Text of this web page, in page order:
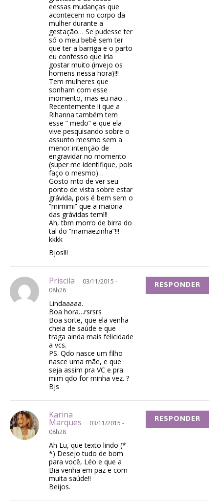
eessas mudanças que
acontecem no corpo da
mulher durante a
gestação… Se pudesse ter
só o meu bebê sem ter
que ter a barriga e o parto
eu confesso que iria
gostar muito (invejo os
homens nessa hora)!!!
Tem mulheres que
sonham com esse
momento, mas eu não…
Recentemente li que a
Rihanna também tem
esse ” medo” e que ela
vive pesquisando sobre o
assunto mesmo sem a
menor intenção de
engravidar no momento
(super me identifique, pois
faço o mesmo)…
Gosto mto de ver seu
ponto de vista sobre estar
grávida, pois é bem sem o
“mimimi” que a maioria
das grávidas tem!!!
Ah, tbm morro de birra do
tal do “mamãezinha”!!!
kkkk
Bjos!!!
Priscila
03/11/2015 -
08h26
Lindaaaaa.
Boa hora…rsrsrs
Boa sorte, que ela venha
cheia de saúde e que
traga ainda mais felicidade
a vcs.
PS. Qdo nasce um filho
nasce uma mãe, e que
seja assim pra VC e pra
mim qdo for minha vez. ?
Bjs
RESPONDER
Karina
Marques
03/11/2015 -
08h28
Ah Lu, que texto lindo (*-
*) Desejo tudo de bom
para você, Léo e que a
Bia venha em paz e com
muita saúde!!
Beijos.
RESPONDER